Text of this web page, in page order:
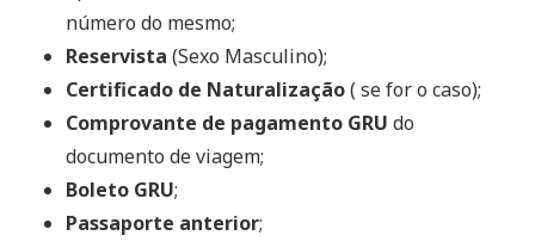
número do mesmo;
Reservista (Sexo Masculino);
Certificado de Naturalização( se for o caso);
Comprovante de pagamento GRU do
documento de viagem;
Boleto GRU;
Passaporte anterior;